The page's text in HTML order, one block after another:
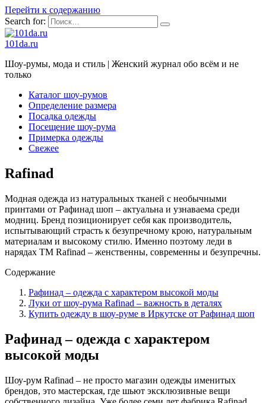
Перейти к содержанию
Search for:
101da.ru
Шоу-румы, мода и стиль | Женский журнал обо всём и не
только
Каталог шоу-румов
Определение размера
Посадка одежды
Посещение шоу-рума
Примерка одежды
Свежее
Rafinad
Модная одежда из натуральных тканей с необычными
принтами от Рафинад шоп – актуальна и узнаваема среди
модниц. Бренд позиционирует себя как производитель,
испытывающий страсть к безупречному крою, натуральным
материалам и высокому стилю. Именно поэтому леди в
нарядах ТМ Rafinad – женственны, современны и безупречны.
Содержание
Рафинад – одежда с характером высокой моды
Луки от шоу-рума Rafinad – важность в деталях
Купить одежду в шоу-руме в Иркутске от Рафинад шоп
Рафинад – одежда с характером
высокой моды
Шоу-рум Rafinad – не просто магазин одежды именитых
брендов, это мастерская, где шьют эксклюзивные вещи